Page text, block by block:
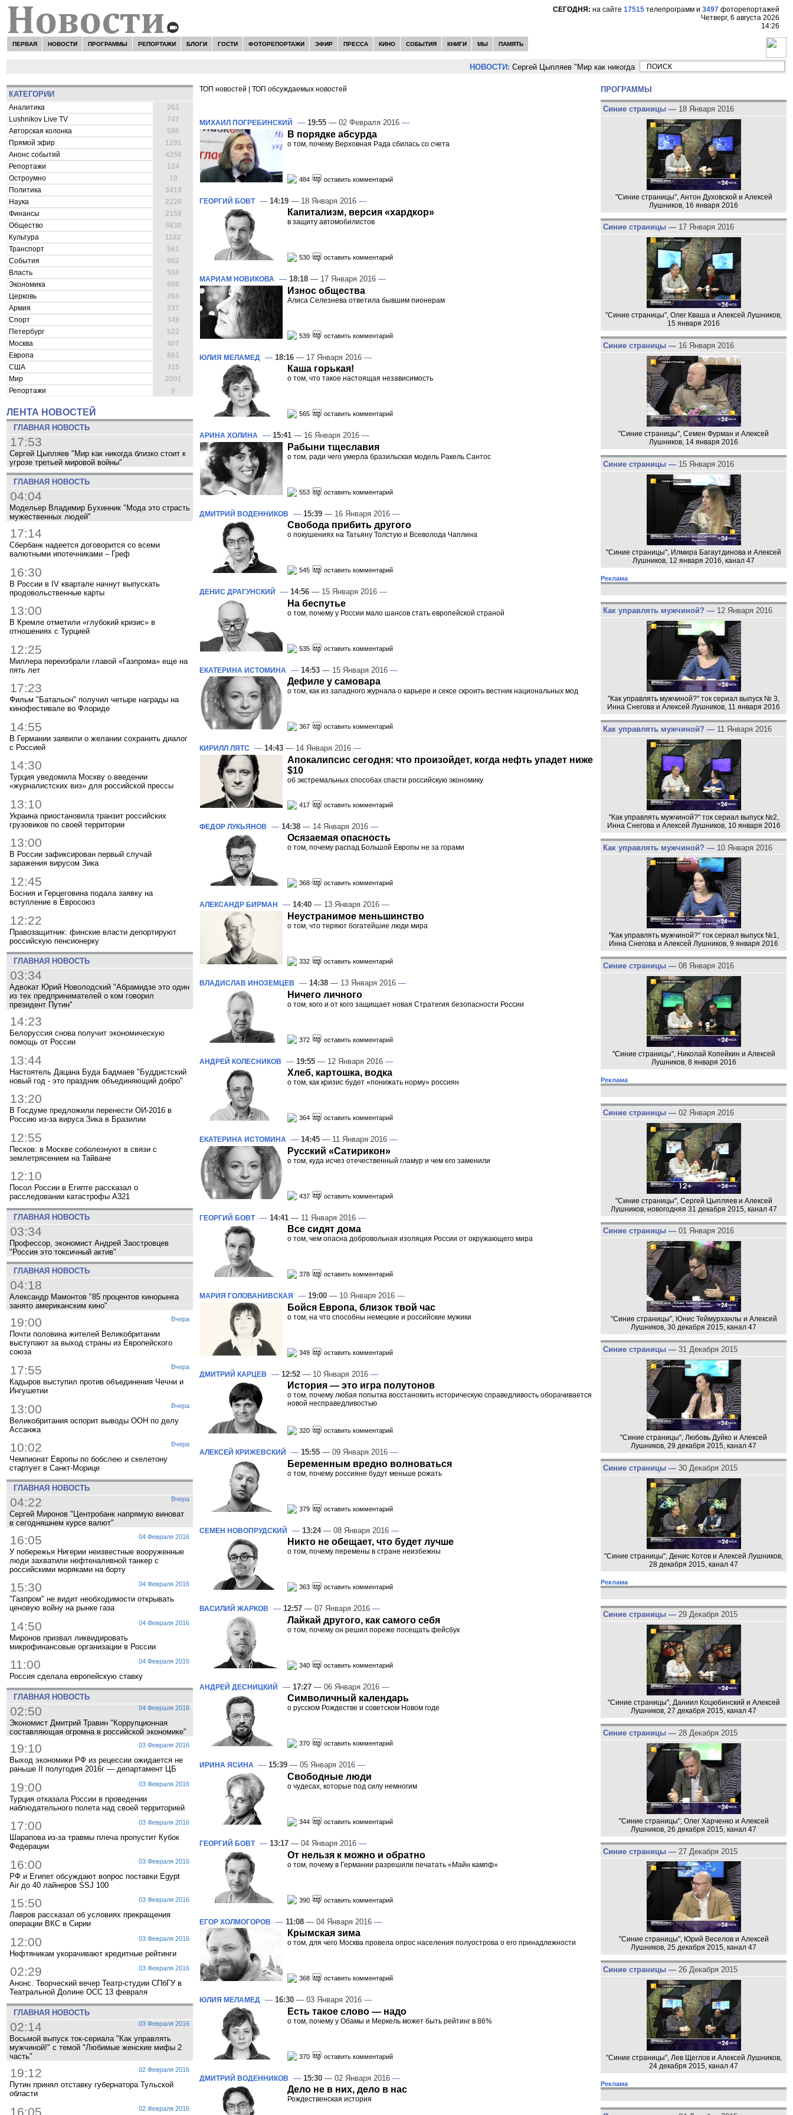
СЕГОДНЯ: на сайте 17515 телепрограмм и 3497 фоторепортажей
Четверг, 6 августа 2026
14:26
ПЕРВАЯ НОВОСТИ ПРОГРАММЫ РЕПОРТАЖИ БЛОГИ ГОСТИ ФОТОРЕПОРТАЖИ ЭФИР ПРЕССА КИНО СОБЫТИЯ КНИГИ МЫ ПАМЯТЬ
НОВОСТИ: Сергей Цыпляев "Мир как никогда близко стоит к угрозе третьей мировой войны"
КАТЕГОРИИ
Аналитика
261
Lushnikov Live TV
747
Авторская колонка
580
Прямой эфир
1291
Анонс событий
4258
Репортажи
124
Остроумно
19
Политика
3419
Наука
2220
Финансы
2159
Общество
5830
Культура
1182
Транспорт
561
События
902
Власть
550
Экономика
896
Церковь
204
Армия
237
Спорт
349
Петербург
522
Москва
407
Европа
861
США
315
Мир
2001
Репортажи
0
ЛЕНТА НОВОСТЕЙ
ГЛАВНАЯ НОВОСТЬ
17:53
Сергей Цыпляев "Мир как никогда близко стоит к
угрозе третьей мировой войны"
ГЛАВНАЯ НОВОСТЬ
04:04
Модельер Владимир Бухинник "Мода это страсть
мужественных людей"
17:14
Сбербанк надеется договорится со всеми
валютными ипотечниками – Греф
16:30
В России в IV квартале начнут выпускать
продовольственные карты
13:00
В Кремле отметили «глубокий кризис» в
отношениях с Турцией
12:25
Миллера переизбрали главой «Газпрома» еще на
пять лет
17:23
Фильм "Батальон" получил четыре награды на
кинофестивале во Флориде
14:55
В Германии заявили о желании сохранить диалог
с Россией
14:30
Турция уведомила Москву о введении
«журналистских виз» для российской прессы
13:10
Украина приостановила транзит российских
грузовиков по своей территории
13:00
В России зафиксирован первый случай
заражения вирусом Зика
12:45
Босния и Герцеговина подала заявку на
вступление в Евросоюз
12:22
Правозащитник: финские власти депортируют
российскую пенсионерку
ГЛАВНАЯ НОВОСТЬ
03:34
Адвокат Юрий Новолодский "Абрамидзе это один
из тех предпринимателей о ком говорил
президент Путин"
14:23
Белоруссия снова получит экономическую
помощь от России
13:44
Настоятель Дацана Буда Бадмаев "Буддистский
новый год - это праздник объединяющий добро"
13:20
В Госдуме предложили перенести ОИ-2016 в
Россию из-за вируса Зика в Бразилии
12:55
Песков: в Москве соболезнуют в связи с
землетрясением на Тайване
12:10
Посол России в Египте рассказал о
расследовании катастрофы A321
ГЛАВНАЯ НОВОСТЬ
03:34
Профессор, экономист Андрей Заостровцев
"Россия это токсичный актив"
ГЛАВНАЯ НОВОСТЬ
04:18
Александр Мамонтов "85 процентов кинорынка
занято американским кино"
Вчера
19:00
Почти половина жителей Великобритании
выступают за выход страны из Европейского
союза
Вчера
17:55
Кадыров выступил против объединения Чечни и
Ингушетии
Вчера
13:00
Великобритания оспорит выводы ООН по делу
Ассанжа
Вчера
10:02
Чемпионат Европы по бобслею и скелетону
стартует в Санкт-Морице
ГЛАВНАЯ НОВОСТЬ
Вчера
04:22
Сергей Миронов "Центробанк напрямую виноват
в сегодняшнем курсе валют"
04 Февраля 2016
16:05
У побережья Нигерии неизвестные вооруженные
люди захватили нефтеналивной танкер с
российскими моряками на борту
04 Февраля 2016
15:30
"Газпром" не видит необходимости открывать
ценовую войну на рынке газа
04 Февраля 2016
14:50
Миронов призвал ликвидировать
микрофинансовые организации в России
04 Февраля 2016
11:00
Россия сделала европейскую ставку
ГЛАВНАЯ НОВОСТЬ
04 Февраля 2016
02:50
Экономист Дмитрий Травин "Коррупционная
составляющая огромна в российской экономике"
03 Февраля 2016
19:10
Выход экономики РФ из рецессии ожидается не
раньше II полугодия 2016г — департамент ЦБ
03 Февраля 2016
19:00
Турция отказала России в проведении
наблюдательного полета над своей территорией
03 Февраля 2016
17:00
Шарапова из-за травмы плеча пропустит Кубок
Федерации
03 Февраля 2016
16:00
РФ и Египет обсуждают вопрос поставки Egypt
Air до 40 лайнеров SSJ 100
03 Февраля 2016
15:50
Лавров рассказал об условиях прекращения
операции ВКС в Сирии
03 Февраля 2016
12:00
Нефтяникам укорачивают кредитные рейтинги
03 Февраля 2016
02:29
Анонс. Творческий вечер Театр-студии СПбГУ в
Театральной Долине ОСС 13 февраля
ГЛАВНАЯ НОВОСТЬ
03 Февраля 2016
02:14
Восьмой выпуск ток-сериала "Как управлять
мужчиной!" с темой "Любимые женские мифы 2
часть"
02 Февраля 2016
19:12
Путин принял отставку губернатора Тульской
области
02 Февраля 2016
16:05
ТОП новостей ТОП обсуждаемых новостей
МИХАИЛ ПОГРЕБИНСКИЙ — 19:55 — 02 Февраля 2016 —
В порядке абсурда
о том, почему Верховная Рада сбилась со счета
484 оставить комментарий
ГЕОРГИЙ БОВТ— 14:19 — 18 Января 2016 —
Капитализм, версия «хардкор»
в защиту автомобилистов
530 оставить комментарий
МАРИАМ НОВИКОВА — 18:18 — 17 Января 2016 —
Износ общества
Алиса Селезнева ответила бывшим пионерам
539 оставить комментарий
ЮЛИЯ МЕЛАМЕД — 18:16 — 17 Января 2016 —
Каша горькая!
о том, что такое настоящая независимость
565 оставить комментарий
АРИНА ХОЛИНА — 15:41 — 16 Января 2016 —
Рабыни тщеславия
о том, ради чего умерла бразильская модель Ракель Сантос
553 оставить комментарий
ДМИТРИЙ ВОДЕННИКОВ — 15:39 — 16 Января 2016 —
Свобода прибить другого
о покушениях на Татьяну Толстую и Всеволода Чаплина
545 оставить комментарий
ДЕНИС ДРАГУНСКИЙ — 14:56 — 15 Января 2016 —
На беспутье
о том, почему у России мало шансов стать европейской страной
535 оставить комментарий
ЕКАТЕРИНА ИСТОМИНА — 14:53 — 15 Января 2016 —
Дефиле у самовара
о том, как из западного журнала о карьере и сексе скроить вестник национальных мод
367 оставить комментарий
КИРИЛЛ ЛЯТС — 14:43 — 14 Января 2016 —
Апокалипсис сегодня: что произойдет, когда нефть упадет ниже
$10
об экстремальных способах спасти российскую экономику
417 оставить комментарий
ФЕДОР ЛУКЬЯНОВ — 14:38 — 14 Января 2016 —
Осязаемая опасность
о том, почему распад Большой Европы не за горами
368 оставить комментарий
АЛЕКСАНДР БИРМАН — 14:40 — 13 Января 2016 —
Неустранимое меньшинство
о том, что теряют богатейшие люди мира
332 оставить комментарий
ВЛАДИСЛАВ ИНОЗЕМЦЕВ — 14:38 — 13 Января 2016 —
Ничего личного
о том, кого и от кого защищает новая Стратегия безопасности России
372 оставить комментарий
АНДРЕЙ КОЛЕСНИКОВ — 19:55 — 12 Января 2016 —
Хлеб, картошка, водка
о том, как кризис будет «понижать норму» россиян
364 оставить комментарий
ЕКАТЕРИНА ИСТОМИНА — 14:45 — 11 Января 2016 —
Русский «Сатирикон»
о том, куда исчез отечественный гламур и чем его заменили
437 оставить комментарий
ГЕОРГИЙ БОВТ— 14:41 — 11 Января 2016 —
Все сидят дома
о том, чем опасна добровольная изоляция России от окружающего мира
378 оставить комментарий
МАРИЯ ГОЛОВАНИВСКАЯ — 19:00 — 10 Января 2016 —
Бойся Европа, близок твой час
о том, на что способны немецкие и российские мужики
349 оставить комментарий
ДМИТРИЙ КАРЦЕВ — 12:52 — 10 Января 2016 —
История — это игра полутонов
о том, почему любая попытка восстановить историческую справедливость оборачивается
новой несправедливостью
320 оставить комментарий
АЛЕКСЕЙ КРИЖЕВСКИЙ — 15:55 — 09 Января 2016 —
Беременным вредно волноваться
о том, почему россияне будут меньше рожать
379 оставить комментарий
СЕМЕН НОВОПРУДСКИЙ — 13:24— 08 Января 2016 —
Никто не обещает, что будет лучше
о том, почему перемены в стране неизбежны
363 оставить комментарий
ВАСИЛИЙ ЖАРКОВ — 12:57 — 07 Января 2016 —
Лайкай другого, как самого себя
о том, почему он решил пореже посещать фейсбук
340 оставить комментарий
АНДРЕЙ ДЕСНИЦКИЙ — 17:27 — 06 Января 2016 —
Символичный календарь
о русском Рождестве и советском Новом годе
370 оставить комментарий
ИРИНА ЯСИНА — 15:39 — 05 Января 2016 —
Свободные люди
о чудесах, которые под силу немногим
344 оставить комментарий
ГЕОРГИЙ БОВТ— 13:17 — 04 Января 2016 —
От нельзя к можно и обратно
о том, почему в Германии разрешили печатать «Майн кампф»
390 оставить комментарий
ЕГОР ХОЛМОГОРОВ — 11:08 — 04 Января 2016 —
Крымская зима
о том, для чего Москва провела опрос населения полуострова о его принадлежности
368 оставить комментарий
ЮЛИЯ МЕЛАМЕД — 16:30 — 03 Января 2016 —
Есть такое слово — надо
о том, почему у Обамы и Меркель может быть рейтинг в 86%
370 оставить комментарий
ДМИТРИЙ ВОДЕННИКОВ — 15:30 — 02 Января 2016 —
Дело не в них, дело в нас
Рождественская история
ПРОГРАММЫ
Синие страницы — 18 Января 2016
"Синие страницы", Антон Духовской и Алексей
Лушников, 16 января 2016
Синие страницы — 17 Января 2016
"Синие страницы", Олег Кваша и Алексей Лушников,
15 января 2016
Синие страницы — 16 Января 2016
"Синие страницы", Семен Фурман и Алексей
Лушников, 14 января 2016
Синие страницы — 15 Января 2016
"Синие страницы", Илмира Багаутдинова и Алексей
Лушников, 12 января 2016, канал 47
Реклама
Как управлять мужчиной? — 12 Января 2016
"Как управлять мужчиной?" ток сериал выпуск № 3,
Инна Снегова и Алексей Лушников, 11 января 2016
Как управлять мужчиной? — 11 Января 2016
"Как управлять мужчиной?" ток сериал выпуск №2,
Инна Снегова и Алексей Лушников, 10 января 2016
Как управлять мужчиной? — 10 Января 2016
"Как управлять мужчиной?" ток сериал выпуск №1,
Инна Снегова и Алексей Лушников, 9 января 2016
Синие страницы — 08 Января 2016
"Синие страницы", Николай Копейкин и Алексей
Лушников, 8 января 2016
Реклама
Синие страницы — 02 Января 2016
"Синие страницы", Сергей Цыпляев и Алексей
Лушников, новогодняя 31 декабря 2015, канал 47
Синие страницы — 01 Января 2016
"Синие страницы", Юнис Теймурханлы и Алексей
Лушников, 30 декабря 2015, канал 47
Синие страницы — 31 Декабря 2015
"Синие страницы", Любовь Дуйко и Алексей
Лушников, 29 декабря 2015, канал 47
Синие страницы — 30 Декабря 2015
"Синие страницы", Денис Котов и Алексей Лушников,
28 декабря 2015, канал 47
Реклама
Синие страницы — 29 Декабря 2015
"Синие страницы", Даниил Коцюбинский и Алексей
Лушников, 27 декабря 2015, канал 47
Синие страницы — 28 Декабря 2015
"Синие страницы", Олег Харченко и Алексей
Лушников, 26 декабря 2015, канал 47
Синие страницы — 27 Декабря 2015
"Синие страницы", Юрий Веселов и Алексей
Лушников, 25 декабря 2015, канал 47
Синие страницы — 26 Декабря 2015
"Синие страницы", Лев Щеглов и Алексей Лушников,
24 декабря 2015, канал 47
Реклама